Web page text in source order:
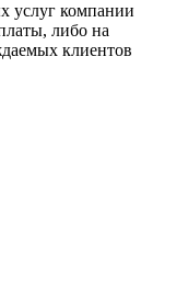
услуг компании
либо на
клиентов